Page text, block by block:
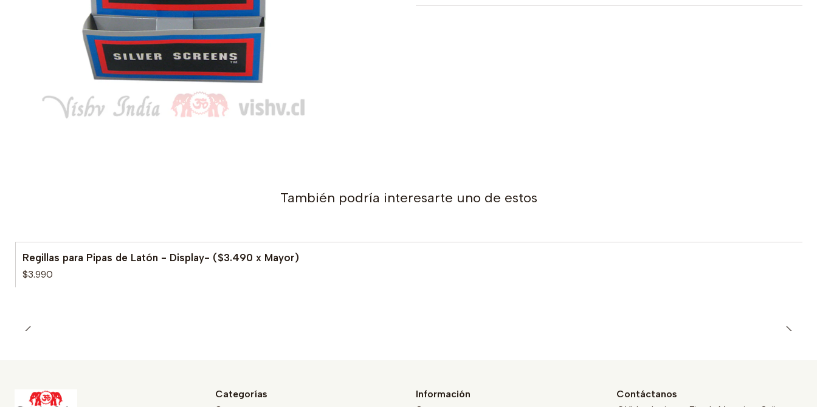
También podría interesarte uno de estos
Regillas para Pipas de Latón - Display- ($3.490 x Mayor)
$3.990
Categorías Información Contáctanos